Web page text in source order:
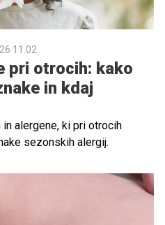
11.02
pri otrocih: kako
in kdaj
in alergene, ki pri otrocih
sezonskih alergij.